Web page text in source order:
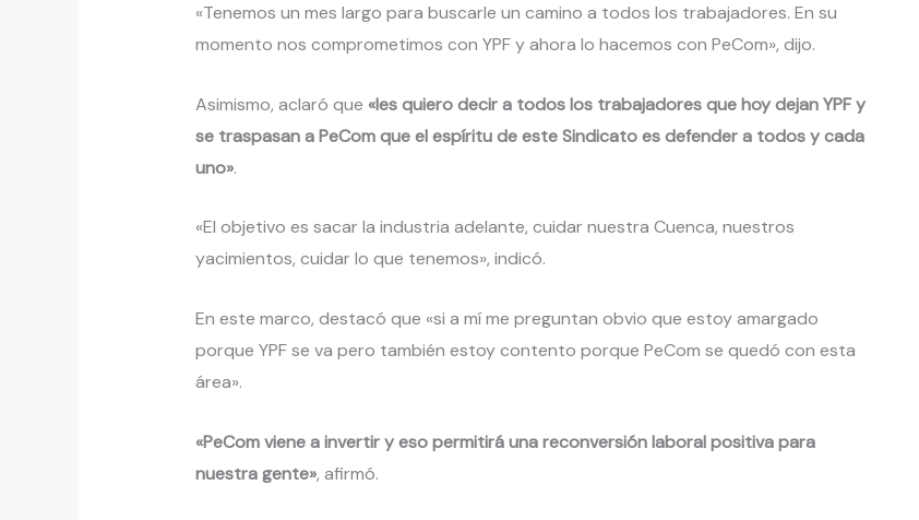
«Tenemos un mes largo para buscarle un camino a todos los trabajadores. En su
momento nos comprometimos con YPF y ahora lo hacemos con PeCom», dijo.
Asimismo, aclaró que «les quiero decir a todos los trabajadores que hoy dejan YPF y
se traspasan a PeCom que el espíritu de este Sindicato es defender a todos y cada
uno».
«El objetivo es sacar la industria adelante, cuidar nuestra Cuenca, nuestros
yacimientos, cuidar lo que tenemos», indicó.
En este marco, destacó que «si a mí me preguntan obvio que estoy amargado
porque YPF se va pero también estoy contento porque PeCom se quedó con esta
área».
«PeCom viene a invertir y eso permitirá una reconversión laboral positiva para
nuestra gente», afirmó.